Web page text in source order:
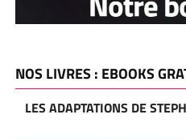
NOS LIVRES : EBOOKS
LES ADAPTATIONS DE